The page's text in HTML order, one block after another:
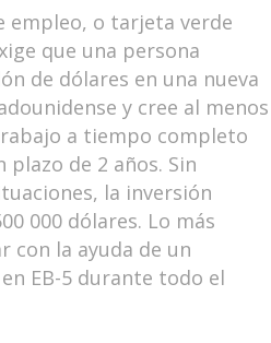
empleo, o tarjeta verde
que una persona
de dólares en una nueva
y cree al menos
a tiempo completo
plazo de 2 años. Sin
la inversión
000 dólares. Lo más
con la ayuda de un
EB-5 durante todo el